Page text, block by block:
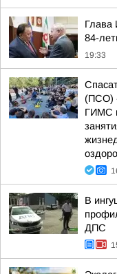
Глава
84-
19:33
(ПСО)
ГИМС
В
ДПС